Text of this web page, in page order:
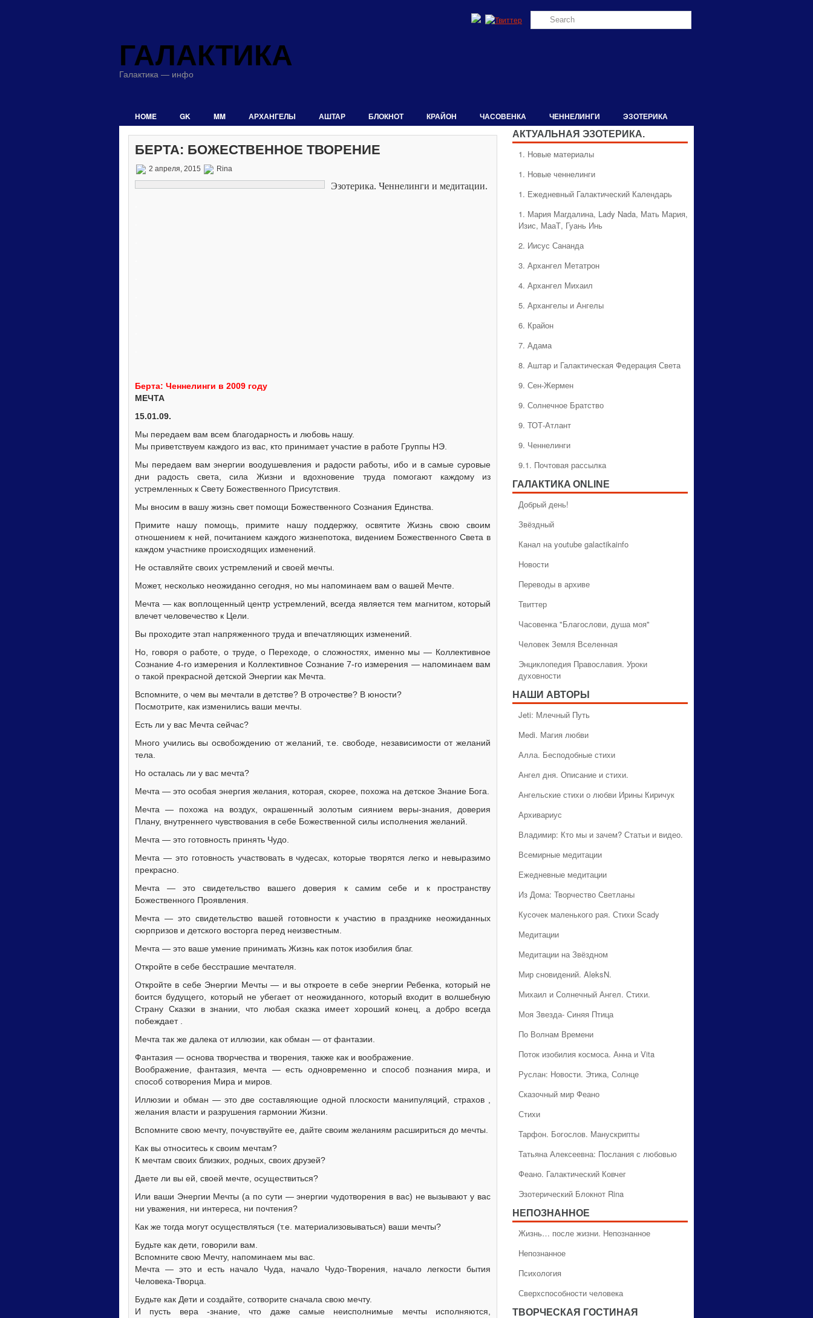
ГАЛАКТИКА
Галактика — инфо
HOME GK MM АРХАНГЕЛЫ АШТАР БЛОКНОТ КРАЙОН ЧАСОВЕНКА ЧЕННЕЛИНГИ ЭЗОТЕРИКА
БЕРТА: БОЖЕСТВЕННОЕ ТВОРЕНИЕ
2 апреля, 2015 Rina
Эзотерика. Ченнелинги и медитации.
Берта: Ченнелинги в 2009 году
МЕЧТА
15.01.09.
Мы передаем вам всем благодарность и любовь нашу.
Мы приветствуем каждого из вас, кто принимает участие в работе Группы НЭ.
Мы передаем вам энергии воодушевления и радости работы, ибо и в самые суровые
дни радость света, сила Жизни и вдохновение труда помогают каждому из
устремленных к Свету Божественного Присутствия.
Мы вносим в вашу жизнь свет помощи Божественного Сознания Единства.
Примите нашу помощь, примите нашу поддержку, освятите Жизнь свою своим
отношением к ней, почитанием каждого жизнепотока, видением Божественного Света в
каждом участнике происходящих изменений.
Не оставляйте своих устремлений и своей мечты.
Может, несколько неожиданно сегодня, но мы напоминаем вам о вашей Мечте.
Мечта — как воплощенный центр устремлений, всегда является тем магнитом, который
влечет человечество к Цели.
Вы проходите этап напряженного труда и впечатляющих изменений.
Но, говоря о работе, о труде, о Переходе, о сложностях, именно мы — Коллективное
Сознание 4-го измерения и Коллективное Сознание 7-го измерения — напоминаем вам
о такой прекрасной детской Энергии как Мечта.
Вспомните, о чем вы мечтали в детстве? В отрочестве? В юности?
Посмотрите, как изменились ваши мечты.
Есть ли у вас Мечта сейчас?
Много учились вы освобождению от желаний, т.е. свободе, независимости от желаний
тела.
Но осталась ли у вас мечта?
Мечта — это особая энергия желания, которая, скорее, похожа на детское Знание Бога.
Мечта — похожа на воздух, окрашенный золотым сиянием веры-знания, доверия
Плану, внутреннего чувствования в себе Божественной силы исполнения желаний.
Мечта — это готовность принять Чудо.
Мечта — это готовность участвовать в чудесах, которые творятся легко и невыразимо
прекрасно.
Мечта — это свидетельство вашего доверия к самим себе и к пространству
Божественного Проявления.
Мечта — это свидетельство вашей готовности к участию в празднике неожиданных
сюрпризов и детского восторга перед неизвестным.
Мечта — это ваше умение принимать Жизнь как поток изобилия благ.
Откройте в себе бесстрашие мечтателя.
Откройте в себе Энергии Мечты — и вы откроете в себе энергии Ребенка, который не
боится будущего, который не убегает от неожиданного, который входит в волшебную
Страну Сказки в знании, что любая сказка имеет хороший конец, а добро всегда
побеждает .
Мечта так же далека от иллюзии, как обман — от фантазии.
Фантазия — основа творчества и творения, также как и воображение.
Воображение, фантазия, мечта — есть одновременно и способ познания мира, и
способ сотворения Мира и миров.
Иллюзии и обман — это две составляющие одной плоскости манипуляций, страхов ,
желания власти и разрушения гармонии Жизни.
Вспомните свою мечту, почувствуйте ее, дайте своим желаниям расшириться до мечты.
Как вы относитесь к своим мечтам?
К мечтам своих близких, родных, своих друзей?
Даете ли вы ей, своей мечте, осуществиться?
Или ваши Энергии Мечты (а по сути — энергии чудотворения в вас) не вызывают у вас
ни уважения, ни интереса, ни почтения?
Как же тогда могут осуществляться (т.е. материализовываться) ваши мечты?
Будьте как дети, говорили вам.
Вспомните свою Мечту, напоминаем мы вас.
Мечта — это и есть начало Чуда, начало Чудо-Творения, начало легкости бытия
Человека-Творца.
Будьте как Дети и создайте, сотворите сначала свою мечту.
И пусть вера -знание, что даже самые неисполнимые мечты исполняются,
АКТУАЛЬНАЯ ЭЗОТЕРИКА.
1. Hовые материалы
1. Hовые ченнелинги
1. Ежедневный Галактический Календарь
1. Мария Магдалина, Lady Nada, Мать Мария,
Изис, МааТ, Гуань Инь
2. Иисус Сананда
3. Архангел Метатрон
4. Архангел Михаил
5. Архангелы и Ангелы
6. Крайон
7. Адама
8. Аштар и Галактическая Федерация Света
9. Сен-Жермен
9. Солнечное Братство
9. ТОТ-Атлант
9. Ченнелинги
9.1. Почтовая рассылка
ГАЛАКТИКA ONLINE
Добрый день!
Звёздный
Канал на youtube galactikainfo
Новости
Переводы в архиве
Твиттер
Часовенка "Благослови, душа моя"
Человек Земля Вселенная
Энциклопедия Православия. Уроки
духовности
НАШИ АВТОРЫ
Jeti: Млечный Путь
Medi. Магия любви
Алла. Бесподобные стихи
Ангел дня. Описание и стихи.
Ангельские стихи о любви Ирины Киричук
Архивариус
Владимир: Кто мы и зачем? Статьи и видео.
Всемирные медитации
Ежедневные медитации
Из Дома: Творчество Светланы
Кусочек маленького рая. Стихи Scady
Медитации
Медитации на Звёздном
Мир сновидений. AleksN.
Михаил и Солнечный Ангел. Стихи.
Моя Звезда- Синяя Птица
По Волнам Времени
Поток изобилия космоса. Анна и Vita
Руслан: Новости. Этика, Солнце
Сказочный мир Феано
Стихи
Тарфон. Богослов. Манускрипты
Татьяна Алексеевна: Послания с любовью
Феано. Галактический Ковчег
Эзотерический Блокнот Rina
НЕПОЗНАННОЕ
Жизнь… после жизни. Непознанное
Непознанное
Психология
Сверхспособности человека
ТВОРЧЕСКАЯ ГОСТИНАЯ